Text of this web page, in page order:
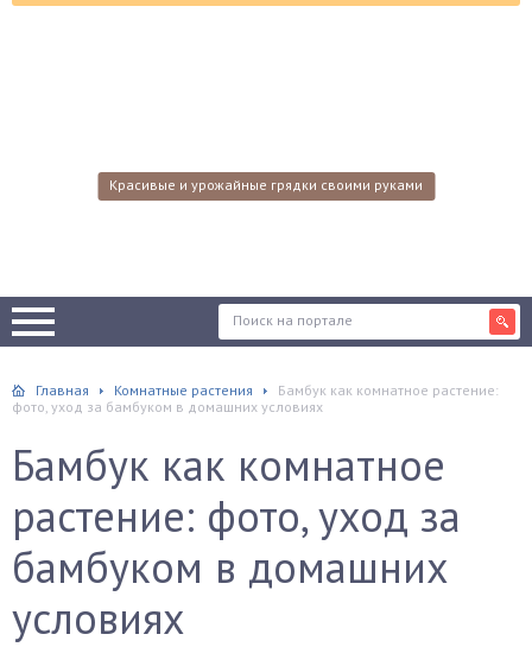
Красивые и урожайные грядки своими руками
Главная Комнатные растения
Бамбук как комнатное растение:
фото, уход за бамбуком в домашних условиях
Бамбук как комнатное
растение: фото, уход за
бамбуком в домашних
условиях